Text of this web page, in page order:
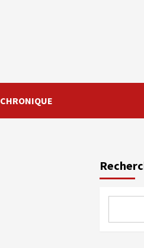
CHRONIQUE